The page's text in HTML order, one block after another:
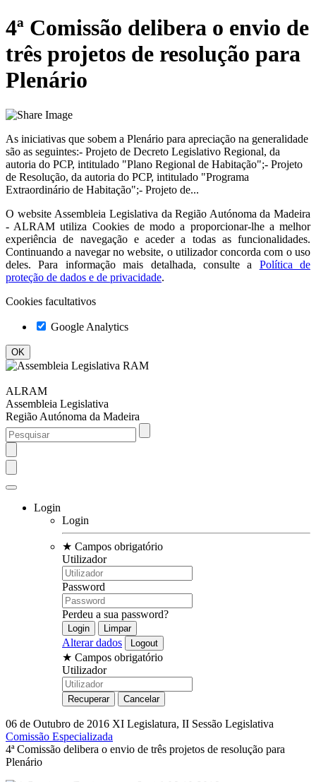
4ª Comissão delibera o envio de
três projetos de resolução para
Plenário
As iniciativas que sobem a Plenário para apreciação na generalidade
são as seguintes:- Projeto de Decreto Legislativo Regional, da
autoria do PCP, intitulado "Plano Regional de Habitação";- Projeto
de Resolução, da autoria do PCP, intitulado "Programa
Extraordinário de Habitação";- Projeto de...
O website Assembleia Legislativa da Região Autónoma da Madeira
- ALRAM utiliza Cookies de modo a proporcionar-lhe a melhor
experiência de navegação e aceder a todas as funcionalidades.
Continuando a navegar no website, o utilizador concorda com o uso
deles. Para informação mais detalhada, consulte a
Política de
proteção de dados e de privacidade.
Cookies facultativos
Google Analytics
ALRAM
Assembleia Legislativa
Região Autónoma da Madeira
Login
Login
★ Campos obrigatório
Utilizador
Password
Perdeu a sua password?
Alterar dados
★ Campos obrigatório
Utilizador
06 de Outubro de 2016 XI Legislatura, II Sessão Legislativa
Comissão Especializada
4ª Comissão delibera o envio de três projetos de resolução para
Plenário